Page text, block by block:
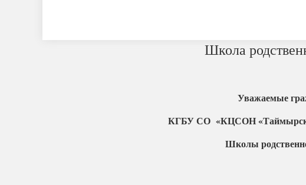
Школа
Уважаемые
КГБУ СО «КЦСОН
Школы